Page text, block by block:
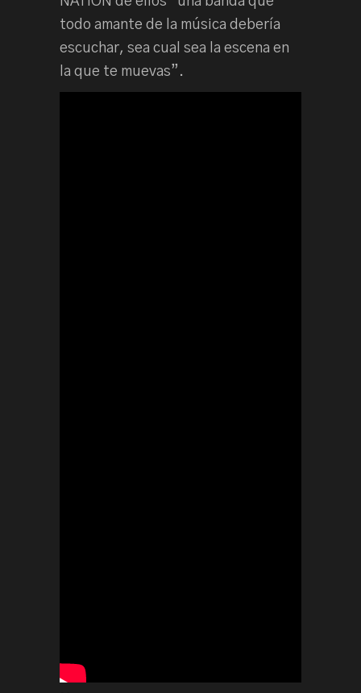
todo amante de la música debería
escuchar, sea cual sea la escena en
la que te muevas”.